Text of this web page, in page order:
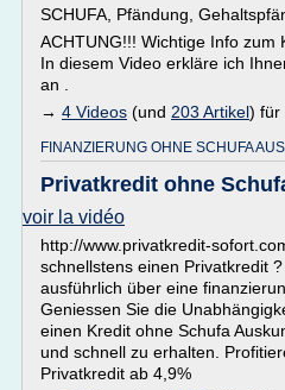
SCHUFA, Pfändung,
ACHTUNG!!! Wichtige Info
In diesem Video erkläre ich
an .
→ 4 Videos (und 203 Artikel) für
FINANZIERUNG OHNE SCHUFA
Privatkredit ohne
voir la vidéo
http://www.privatkredit-
schnellstens einen Privatkredit
ausführlich über eine
Geniessen Sie die
einen Kredit ohne Schufa
und schnell zu erhalten.
Privatkredit ab 4,9%